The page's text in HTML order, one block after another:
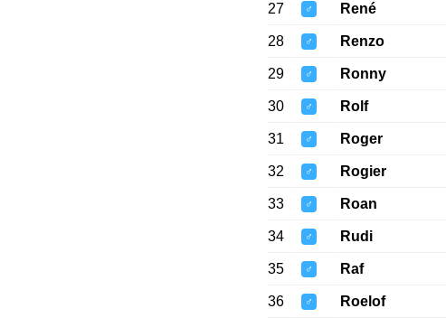
27 ♂ René
28 ♂ Renzo
29 ♂ Ronny
30 ♂ Rolf
31 ♂ Roger
32 ♂ Rogier
33 ♂ Roan
34 ♂ Rudi
35 ♂ Raf
36 ♂ Roelof